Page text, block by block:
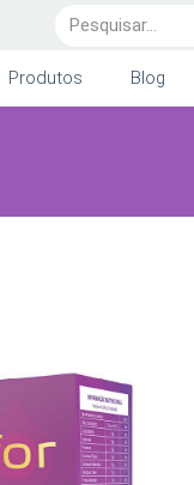
Produtos Blog